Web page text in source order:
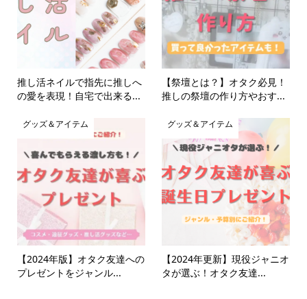
推し活ネイルで指先に推しへ
の愛を表現！自宅で出来る...
【祭壇とは？】オタク必見！
推しの祭壇の作り方やおす...
グッズ＆アイテム
【2024年版】オタク友達への
プレゼントをジャンル...
グッズ＆アイテム
【2024年更新】現役ジャニオ
タが選ぶ！オタク友達...